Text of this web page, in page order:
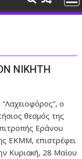
ΝΙΚΗΤΗ
ο
θεσμός της
Εράνου
ΕΚΜΜ, επιστρέφει
Κυριακή, 28 Μαΐου